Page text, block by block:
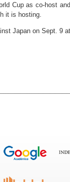
Cup as co-host and
it is hosting.
Japan on Sept. 9